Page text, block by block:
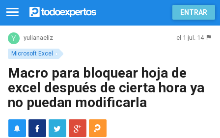
ENTRAR
Microsoft Excel
yulianaeliz el 1 jul. 14
Macro para bloquear hoja de
excel después de cierta hora ya
no puedan modificarla